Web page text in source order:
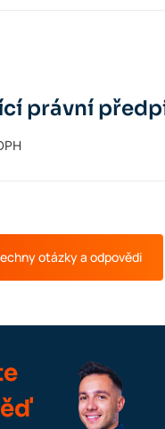
právní
otázky a odpovědi